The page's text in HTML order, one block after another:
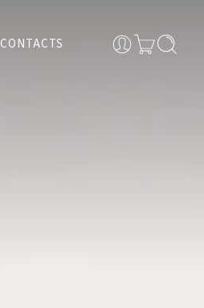
CONTACTS